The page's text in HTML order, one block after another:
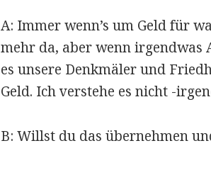
A: Immer wenn’s um Geld für
mehr da, aber wenn irgendwas
es unsere Denkmäler und
Geld. Ich verstehe es nicht -
B: Willst du das übernehmen